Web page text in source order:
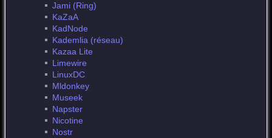
Jami (Ring)
KaZaA
KadNode
Kademlia (réseau)
Kazaa Lite
Limewire
LinuxDC
Mldonkey
Museek
Napster
Nicotine
Nostr